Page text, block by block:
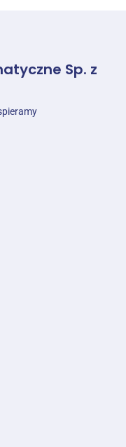
katalogowej
i grupami Active
i
z
i przywracanie
Sp. z